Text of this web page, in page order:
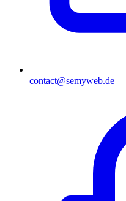
contact@semyweb.de